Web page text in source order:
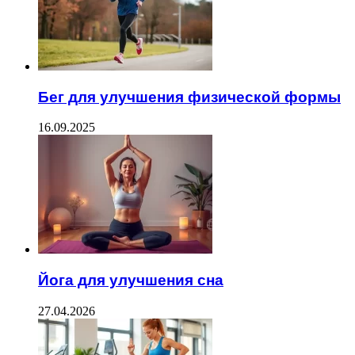
Бег для улучшения физической формы
16.09.2025
Йога для улучшения сна
27.04.2026